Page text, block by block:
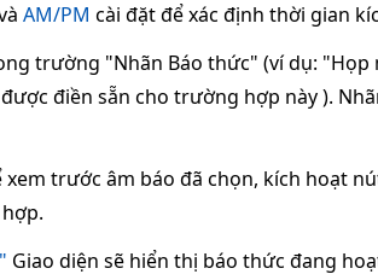
AM/PM cài đặt để xác định thời gian
trường "Nhãn Báo thức" (ví dụ:
điền sẵn cho trường hợp này ).
trước âm báo đã chọn, kích hoạt
Giao diện sẽ hiển thị báo thức đang